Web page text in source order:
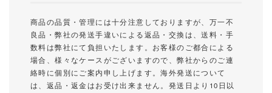
商品の品質・管理には十分注意しておりますが、万一不
良品・弊社の発送手違いによる返品・交換は、送料・手
数料は弊社にて負担いたします。お客様のご都合による
場合、様々なケースがございますので、弊社からのご連
絡時に個別にご案内申し上げます。海外発送について
は、返品・返金はお受け出来ません。発送日より10日以